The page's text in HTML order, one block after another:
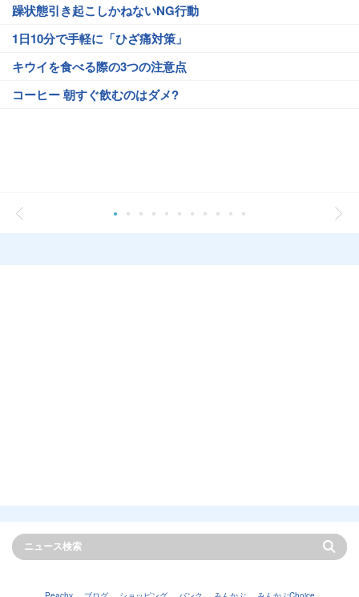
躁状態引き起こしかねないNG行動
1日10分で手軽に「ひざ痛対策」
キウイを食べる際の3つの注意点
コーヒー 朝すぐ飲むのはダメ?